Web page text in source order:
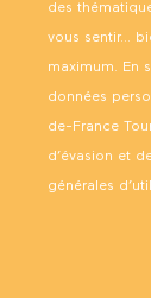
des
vous sentir…
maximum. En
données
de-France
d’évasion et
générales